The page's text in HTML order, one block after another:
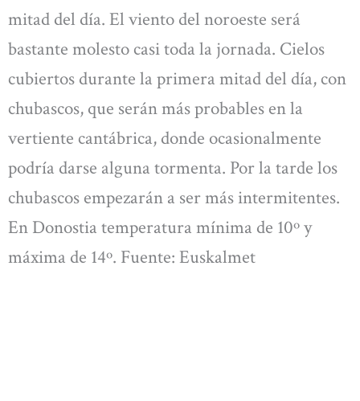
mitad del día. El viento del noroeste será
bastante molesto casi toda la jornada. Cielos
cubiertos durante la primera mitad del día, con
chubascos, que serán más probables en la
vertiente cantábrica, donde ocasionalmente
podría darse alguna tormenta. Por la tarde los
chubascos empezarán a ser más intermitentes.
En Donostia temperatura mínima de 10º y
máxima de 14º. Fuente: Euskalmet